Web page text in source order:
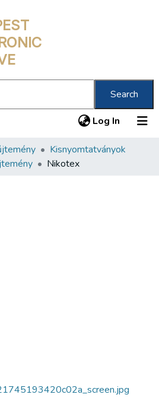
Search
Log In (current)
Kisnyomtatványok
Nikotex